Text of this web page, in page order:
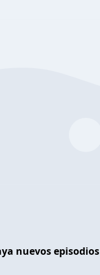
nuevos episodios